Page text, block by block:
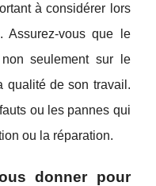
à considérer lors
Assurez-vous que le
seulement sur le
qualité de son travail.
ou les pannes qui
ou la réparation.
donner pour